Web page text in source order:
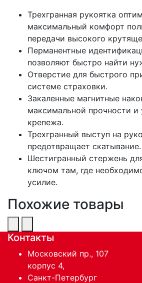
Трехгранная рукоятка
максимальный комфорт
передачи высокого
Перманентные
позволяют быстро найти
Отверстие для быстрого
системе страховки.
Закаленные магнитные
максимальной прочности и
крепежа.
Трехгранный выступ на
предотвращает скатывание.
Шестигранный стержень
ключом там, где
усилие.
Похожие товары
Контакты
Московский пр., 107
корпус 4,
Санкт-Петербург